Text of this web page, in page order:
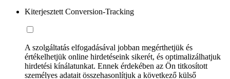
Kiterjesztett Conversion-Tracking
A szolgáltatás elfogadásával jobban megérthetjük és
értékelhetjük online hirdetéseink sikerét, és optimalizálhatjuk
hirdetési kínálatunkat. Ennek érdekében az Ön titkosított
személyes adatait összehasonlítjuk a következő külső